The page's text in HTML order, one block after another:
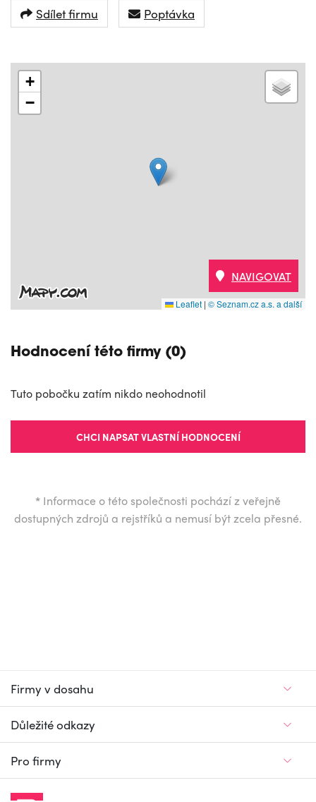
Sdílet firmu Poptávka
+
−
Leaflet | © Seznam.cz a.s. a další
NAVIGOVAT
Hodnocení této firmy (0)
Tuto pobočku zatím nikdo neohodnotil
CHCI NAPSAT VLASTNÍ HODNOCENÍ
* Informace o této společnosti pochází z veřejně
dostupných zdrojů a rejstříků a nemusí být zcela přesné.
Firmy v dosahu
Důležité odkazy
Pro firmy